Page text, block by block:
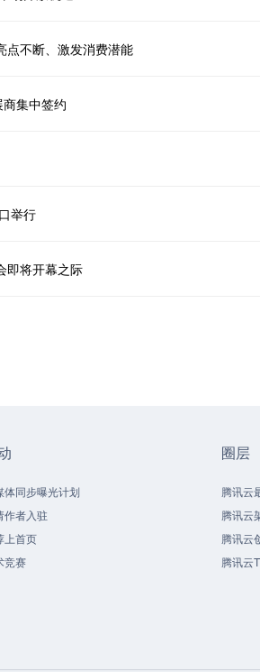
点不断、激发消费潜能
商集中签约
举行
将开幕之际
体同步曝光计划
作者入驻
上首页
竞赛
圈层
腾讯云
腾讯云
腾讯云
腾讯云